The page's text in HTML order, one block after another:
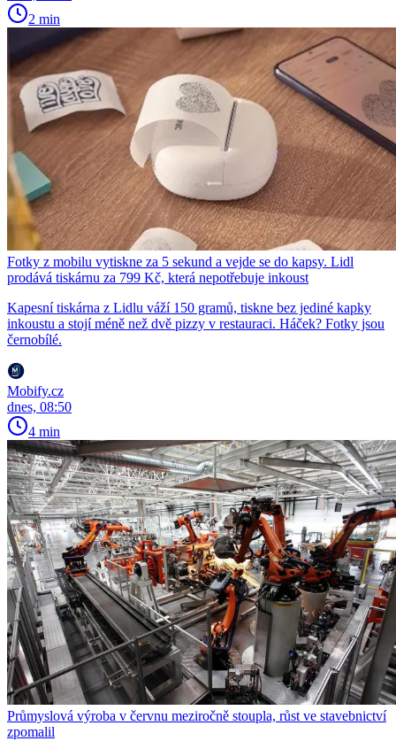
2 min
Fotky z mobilu vytiskne za 5 sekund a vejde se do kapsy. Lidl
prodává tiskárnu za 799 Kč, která nepotřebuje inkoust
Kapesní tiskárna z Lidlu váží 150 gramů, tiskne bez jediné kapky
inkoustu a stojí méně než dvě pizzy v restauraci. Háček? Fotky jsou
černobílé.
Mobify.cz
dnes, 08:50
4 min
Průmyslová výroba v červnu meziročně stoupla, růst ve stavebnictví
zpomalil